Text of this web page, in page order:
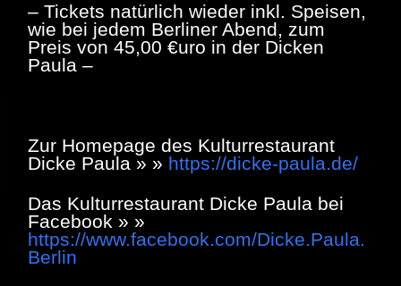
– Tickets natürlich wieder inkl. Speisen,
wie bei jedem Berliner Abend, zum
Preis von 45,00 €uro in der Dicken
Paula –
Zur Homepage des Kulturrestaurant
Dicke Paula » » https://dicke-paula.de/
Das Kulturrestaurant Dicke Paula bei
Facebook » »
https://www.facebook.com/Dicke.Paula.
Berlin